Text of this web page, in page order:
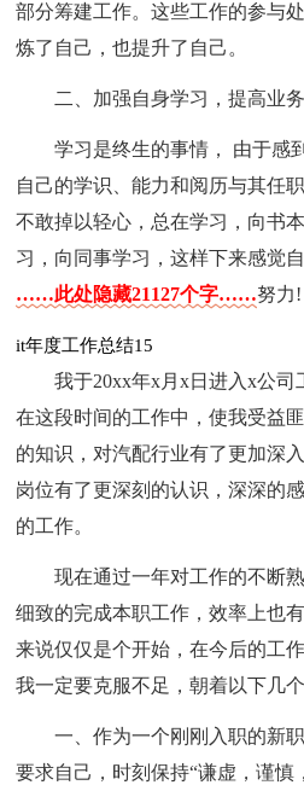
部分筹建工作。这些工作的参与
炼了自己，也提升了自己。
二、加强自身学习，提高业
学习是终生的事情， 由于感
自己的学识、能力和阅历与其任
不敢掉以轻心，总在学习，向书
习，向同事学习，这样下来感觉
……此处隐藏21127个字……努力!
it年度工作总结15
我于20xx年x月x日进入x公司
在这段时间的工作中，使我受益
的知识，对汽配行业有了更加深
岗位有了更深刻的认识，深深的
的工作。
现在通过一年对工作的不断
细致的完成本职工作，效率上也
来说仅仅是个开始，在今后的工
我一定要克服不足，朝着以下几
一、作为一个刚刚入职的新
要求自己，时刻保持“谦虚，谨慎